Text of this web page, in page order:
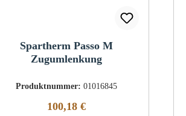
Spartherm Passo M
Zugumlenkung
Produktnummer:01016845
Regulärer Preis:
100,18 €